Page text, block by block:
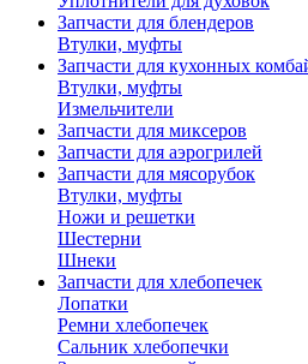
Запчасти для блендеров
Втулки, муфты
Запчасти для кухонных
Втулки, муфты
Измельчители
Запчасти для миксеров
Запчасти для аэрогрилей
Запчасти для мясорубок
Втулки, муфты
Ножи и решетки
Шестерни
Шнеки
Запчасти для хлебопечек
Лопатки
Ремни хлебопечек
Сальник хлебопечки